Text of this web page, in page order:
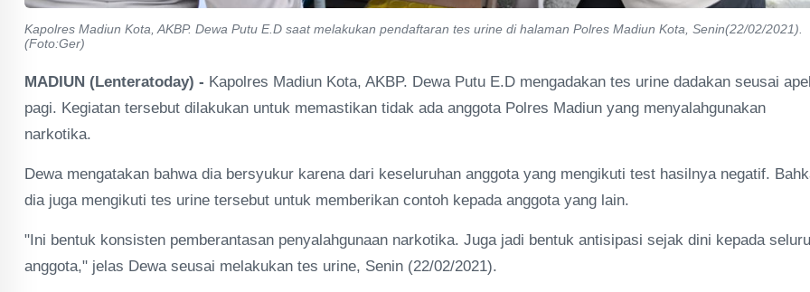
Kapolres Madiun Kota, AKBP. Dewa Putu E.D saat melakukan pendaftaran tes urine di halaman Polres Madiun Kota, Senin(22/02/2021).
(Foto:Ger)
MADIUN (Lenteratoday) - Kapolres Madiun Kota, AKBP. Dewa Putu E.D mengadakan tes urine dadakan seusai apel
pagi. Kegiatan tersebut dilakukan untuk memastikan tidak ada anggota Polres Madiun yang menyalahgunakan
narkotika.
Dewa mengatakan bahwa dia bersyukur karena dari keseluruhan anggota yang mengikuti test hasilnya negatif.
dia juga mengikuti tes urine tersebut untuk memberikan contoh kepada anggota yang lain.
"Ini bentuk konsisten pemberantasan penyalahgunaan narkotika. Juga jadi bentuk antisipasi sejak dini kepada
anggota," jelas Dewa seusai melakukan tes urine, Senin (22/02/2021).